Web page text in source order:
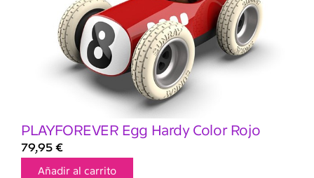
PLAYFOREVER Egg Hardy Color Rojo
79,95 €
Añadir al carrito